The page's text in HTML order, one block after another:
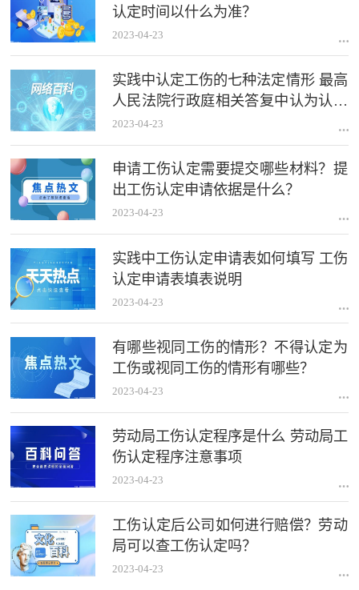
认定时间以什么为准？
2023-04-23
实践中认定工伤的七种法定情形 最高
人民法院行政庭相关答复中认为认定
工伤的七种情形
2023-04-23
申请工伤认定需要提交哪些材料？提
出工伤认定申请依据是什么？
2023-04-23
实践中工伤认定申请表如何填写 工伤
认定申请表填表说明
2023-04-23
有哪些视同工伤的情形？不得认定为
工伤或视同工伤的情形有哪些？
2023-04-23
劳动局工伤认定程序是什么 劳动局工
伤认定程序注意事项
2023-04-23
工伤认定后公司如何进行赔偿？劳动
局可以查工伤认定吗？
2023-04-23